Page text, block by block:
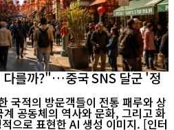
다를까?"…중국 SNS 달군 '정
국적의 방문객들이 전통 패루와 상
공동체의 역사와 문화, 그리고 화
로 표현한 AI 생성 이미지. [인터